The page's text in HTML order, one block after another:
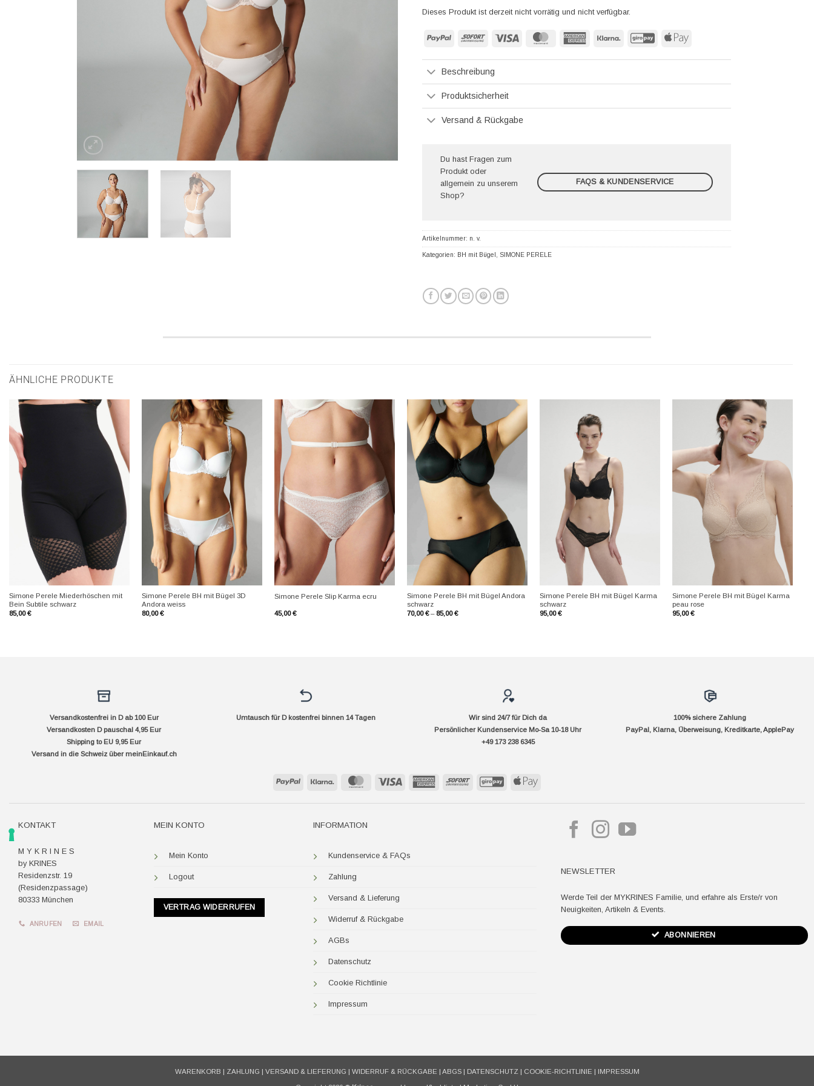
Dieses Produkt ist derzeit nicht vorrätig und nicht verfügbar.
PayPal Sofort Visa MasterCard American
Klarna GiroPay Apple
Beschreibung
Produktsicherheit
Versand & Rückgabe
Du hast Fragen zum
Produkt oder
allgemein zu unserem
Shop?
FAQS & KUNDENSERVICE
Artikelnummer: n. v.
Kategorien: BH mit Bügel , SIMONE PERELE
ÄHNLICHE PRODUKTE
Simone Perele Miederhöschen mit
Bein Subtile schwarz
85,00€
Simone Perele BH mit Bügel 3D
Andora weiss
80,00€
+
Simone Perele Slip Karma ecru
45,00€
Simone Perele BH mit Bügel Andora
schwarz
70,00€– 85,00€
Simone Perele BH mit Bügel Karma
schwarz
95,00€
Simone Perele BH mit Bügel Karma
peau rose
95,00€
Versandkostenfrei in D ab 100 Eur
Versandkosten D pauschal 4,95 Eur
Shipping to EU 9,95 Eur
Versand in die Schweiz über meinEinkauf.ch
Umtausch für D kostenfrei binnen 14 Tagen
Wir sind 24/7 für Dich da
Persönlicher Kundenservice Mo-Sa 10-18 Uhr
+49 173 238 6345
100% sichere Zahlung
PayPal, Klarna, Überweisung, Kreditkarte, ApplePay
PayPal Klarna MasterCard Visa
AmericanSofort GiroPay Apple
KONTAKT
M Y K R I N E S
by KRINES
Residenzstr. 19
(Residenzpassage)
80333 München
ANRUFEN EMAIL
MEIN KONTO
Mein Konto
Logout
VERTRAG WIDERRUFEN
INFORMATION
Kundenservice & FAQs
Zahlung
Versand & Lieferung
Widerruf & Rückgabe
AGBs
Datenschutz
Cookie Richtlinie
Impressum
NEWSLETTER
Werde Teil der MYKRINES Familie, und erfahre als Erste/r von
Neuigkeiten, Artikeln & Events.
ABONNIEREN
WARENKORB | ZAHLUNG | VERSAND & LIEFERUNG | WIDERRUF & RÜCKGABE | ABGS| DATENSCHUTZ | COOKIE-RICHTLINIE | IMPRESSUM